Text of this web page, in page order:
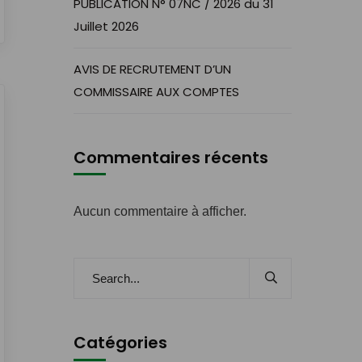
PUBLICATION N° 07NC / 2026 du 31
Juillet 2026
AVIS DE RECRUTEMENT D’UN
COMMISSAIRE AUX COMPTES
Commentaires récents
Aucun commentaire à afficher.
Catégories